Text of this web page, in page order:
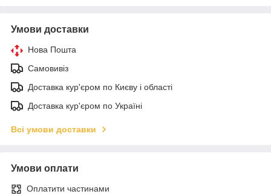
Умови доставки
Нова Пошта
Самовивіз
Доставка кур'єром по Києву і області
Доставка кур'єром по Україні
Всі умови доставки
Умови оплати
Оплатити частинами